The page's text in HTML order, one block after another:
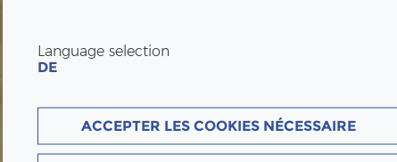
Language selection
DE
ACCEPTER LES COOKIES NÉCESSAIRE